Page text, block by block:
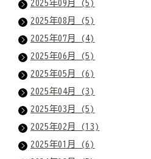
2025年09月 (5)
2025年08月 (5)
2025年07月 (4)
2025年06月 (5)
2025年05月 (6)
2025年04月 (3)
2025年03月 (5)
2025年02月 (13)
2025年01月 (6)